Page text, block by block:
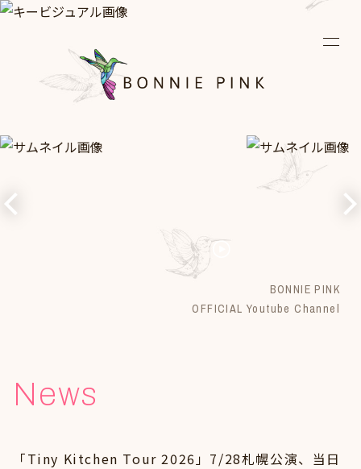
Live
Media
Diary
BONNIE PINK
OFFICIAL Youtube Channel
News
「Tiny Kitchen Tour 2026」7/28札幌公演、当日